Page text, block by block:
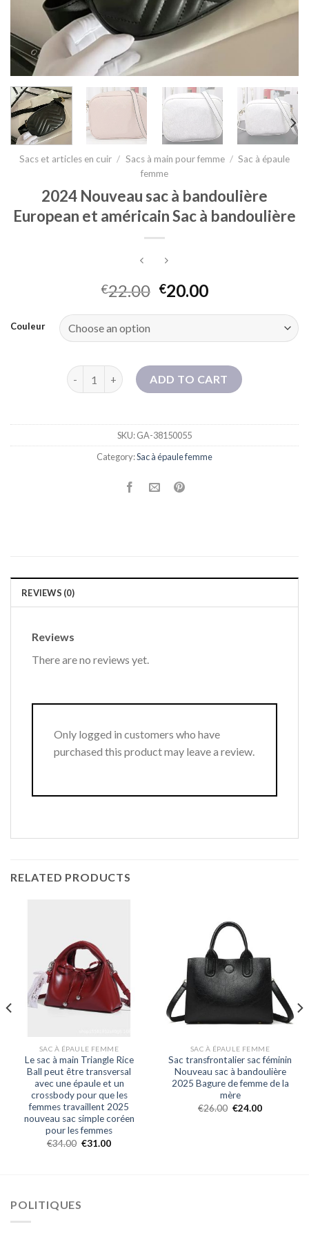
Sacs et articles en cuir / Sacs à main pour femme / Sac à épaule
femme
2024 Nouveau sac à bandoulière
European et américain Sac à bandoulière
€22.00 €20.00
Couleur
2024 Nouveau sac à bandoulière European et
ADD TO CART
SKU:GA-38150055
Category:Sac à épaule femme
REVIEWS (0)
Reviews
There are no reviews yet.
Only logged in customers who have
purchased this product may leave a review.
RELATED PRODUCTS
SAC À ÉPAULE FEMME
Le sac à main Triangle Rice
Ball peut être transversal
avec une épaule et un
crossbody pour que les
femmes travaillent 2025
nouveau sac simple coréen
pour les femmes
€34.00 €31.00
SAC À ÉPAULE FEMME
Sac transfrontalier sac féminin
Nouveau sac à bandoulière
2025 Bagure de femme de la
mère
€26.00 €24.00
POLITIQUES